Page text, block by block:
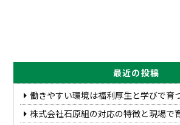
最近の投稿
働きやすい環境は福利厚生と学びで育
株式会社石原組の対応の特徴と現場で